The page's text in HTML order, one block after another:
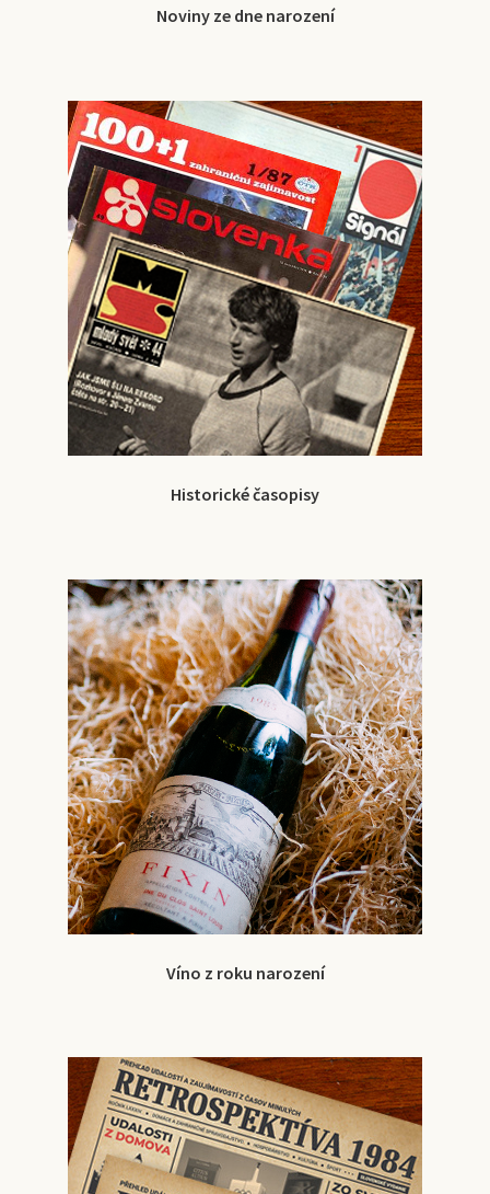
Noviny ze dne narození
Historické časopisy
Víno z roku narození